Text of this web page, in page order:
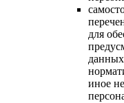
для
иное